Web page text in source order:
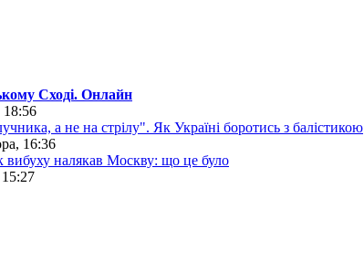
Сході. Онлайн
а не на стрілу". Як Україні боротись з балістикою
16:36
вибуху налякав Москву: що це було